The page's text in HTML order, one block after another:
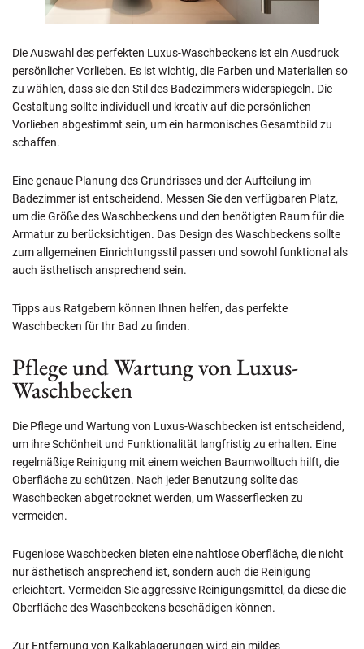
Die Auswahl des perfekten Luxus-Waschbeckens ist ein Ausdruck
persönlicher Vorlieben. Es ist wichtig, die Farben und Materialien so
zu wählen, dass sie den Stil des Badezimmers widerspiegeln. Die
Gestaltung sollte individuell und kreativ auf die persönlichen
Vorlieben abgestimmt sein, um ein harmonisches Gesamtbild zu
schaffen.
Eine genaue Planung des Grundrisses und der Aufteilung im
Badezimmer ist entscheidend. Messen Sie den verfügbaren Platz,
um die Größe des Waschbeckens und den benötigten Raum für die
Armatur zu berücksichtigen. Das Design des Waschbeckens sollte
zum allgemeinen Einrichtungsstil passen und sowohl funktional als
auch ästhetisch ansprechend sein.
Tipps aus Ratgebern können Ihnen helfen, das perfekte
Waschbecken für Ihr Bad zu finden.
Pflege und Wartung von Luxus-
Waschbecken
Die Pflege und Wartung von Luxus-Waschbecken ist entscheidend,
um ihre Schönheit und Funktionalität langfristig zu erhalten. Eine
regelmäßige Reinigung mit einem weichen Baumwolltuch hilft, die
Oberfläche zu schützen. Nach jeder Benutzung sollte das
Waschbecken abgetrocknet werden, um Wasserflecken zu
vermeiden.
Fugenlose Waschbecken bieten eine nahtlose Oberfläche, die nicht
nur ästhetisch ansprechend ist, sondern auch die Reinigung
erleichtert. Vermeiden Sie aggressive Reinigungsmittel, da diese die
Oberfläche des Waschbeckens beschädigen können.
Zur Entfernung von Kalkablagerungen wird ein mildes